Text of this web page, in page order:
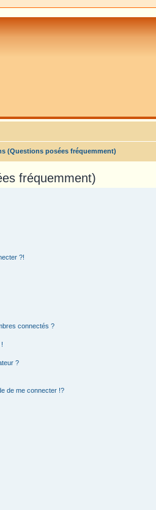
(Questions posées fréquemment)
fréquemment)
?!
connectés ?
?
de me connecter !?